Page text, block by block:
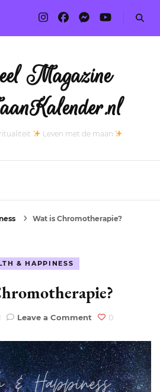
Magazine
Leven met de maan
Wat is Chromotherapie?
& HAPPINESS
Leave a Commenton
is
0